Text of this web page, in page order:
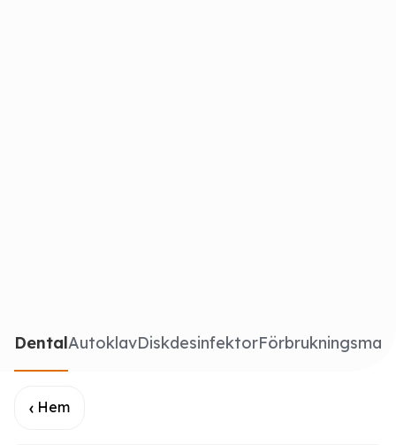
DentalAutoklavDiskdesinfektor
Hem